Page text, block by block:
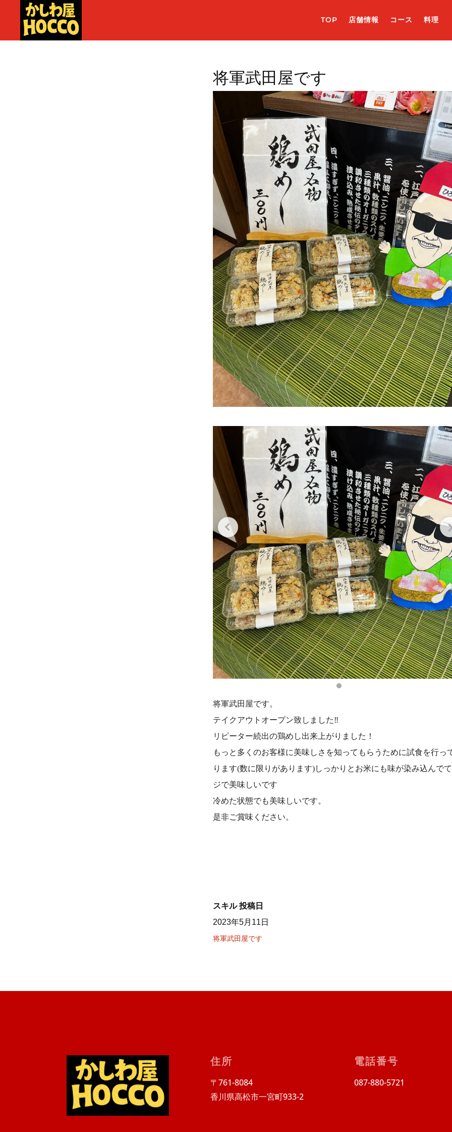
TOP 店舗情報 コース 料理
将軍武田屋です
将軍武田屋です。
テイクアウトオープン致しました‼️
リピーター続出の鶏めし出来上がりました！
もっと多くのお客様に美味しさを知ってもらうために試食を行っ
ります(数に限りがあります)しっかりとお米にも味が染み込んで
ジで美味しいです
冷めた状態でも美味しいです。
是非ご賞味ください。
スキル 投稿日
2023年5月11日
将軍武田屋です
住所
〒761-8084
香川県高松市一宮町933-2
電話番号
087-880-5721